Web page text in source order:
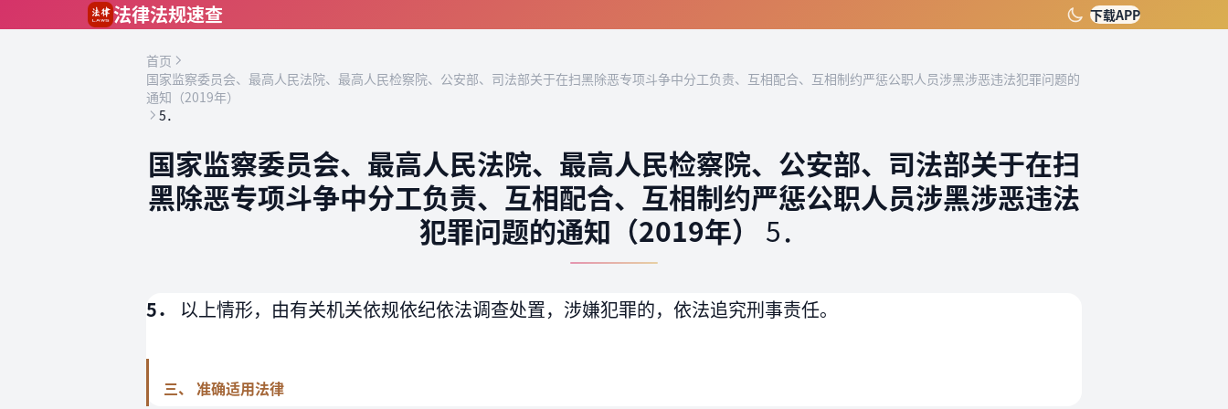
法律法规速查 下载APP
首页
国家监察委员会、最高人民法院、最高人民检察院、公安部、司法部关于在扫黑除恶专项斗争中分工负责、互相配合、互相制约严惩公职人员涉黑涉恶违法犯罪问题的
通知（2019年）
5．
国家监察委员会、最高人民法院、最高人民检察院、公安部、司法部关于在扫
黑除恶专项斗争中分工负责、互相配合、互相制约严惩公职人员涉黑涉恶违法
犯罪问题的通知（2019年） 5．
5． 以上情形，由有关机关依规依纪依法调查处置，涉嫌犯罪的，依法追究刑事责任。
三、 准确适用法律